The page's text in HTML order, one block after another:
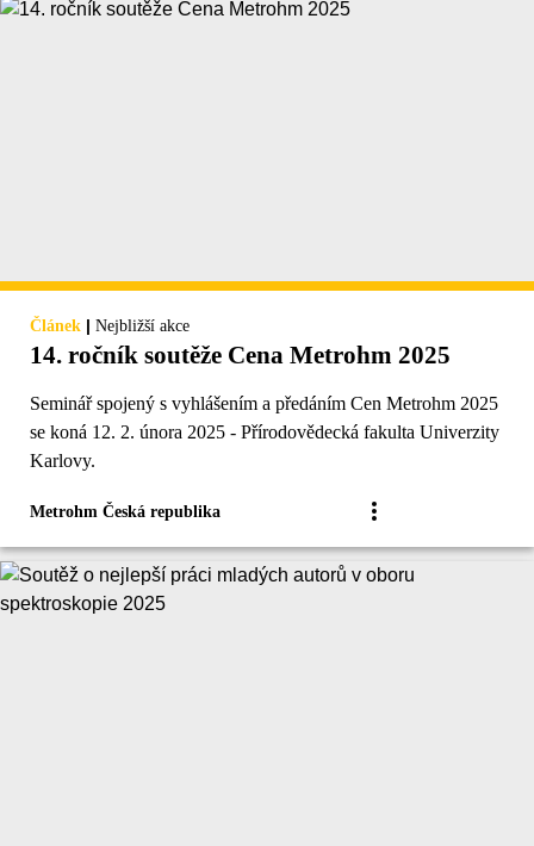
Článek | Nejbližší akce
14. ročník soutěže Cena Metrohm 2025
Seminář spojený s vyhlášením a předáním Cen Metrohm 2025
se koná 12. 2. února 2025 - Přírodovědecká fakulta Univerzity
Karlovy.
Metrohm Česká republika